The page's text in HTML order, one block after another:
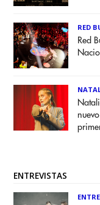
RED
Red
ENTREVISTAS